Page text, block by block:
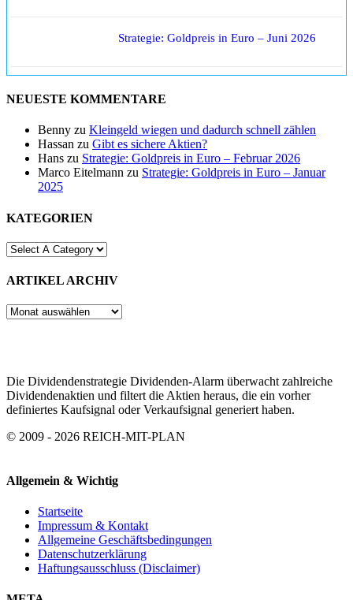
Strategie: Goldpreis in Euro – Juni 2026
NEUESTE KOMMENTARE
Benny zu Kleingeld wiegen und dadurch schnell zählen
Hassan zu Gibt es sichere Aktien?
Hans zu Strategie: Goldpreis in Euro – Februar 2026
Marco Eitelmann zu Strategie: Goldpreis in Euro – Januar
2025
KATEGORIEN
ARTIKEL ARCHIV
ARTIKEL
Die Dividendenstrategie Dividenden-Alarm überwacht zahlreiche
Dividendenaktien und filtert die Aktien heraus, die ein vorher
definiertes Kaufsignal oder Verkaufsignal generiert haben.
© 2009 - 2026 REICH-MIT-PLAN
Allgemein & Wichtig
Startseite
Impressum & Kontakt
Allgemeine Geschäftsbedingungen
Datenschutzerklärung
Haftungsausschluss (Disclaimer)